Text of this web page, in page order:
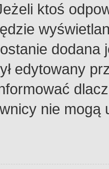
ktoś
dodana
edytowany
nie